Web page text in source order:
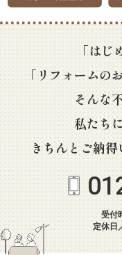
「はじ
「リフォームの
そんな
私たち
きちんとご納得
受付
定休日